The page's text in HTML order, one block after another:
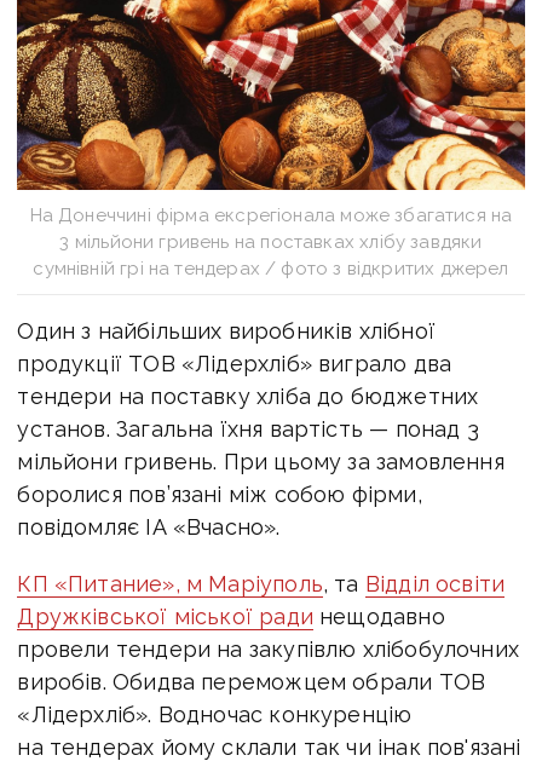
На Донеччині фірма ексрегіонала може збагатися на
3 мільйони гривень на поставках хлібу завдяки
сумнівній грі на тендерах / фото з відкритих джерел
Один з найбільших виробників хлібної
продукції ТОВ «Лідерхліб» виграло два
тендери на поставку хліба до бюджетних
установ. Загальна їхня вартість — понад 3
мільйони гривень. При цьому за замовлення
боролися пов’язані між собою фірми,
повідомляє ІА «Вчасно».
КП «Питание», м Маріуполь, та Відділ освіти
Дружківської міської ради нещодавно
провели тендери на закупівлю хлібобулочних
виробів. Обидва переможцем обрали ТОВ
«Лідерхліб». Водночас конкуренцію
на тендерах йому склали так чи інак пов'язані